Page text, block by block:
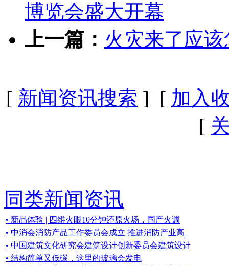
博览会盛大开幕
上一篇： 火灾来了应
[ 新闻资讯搜索 ] [ 加入
[
同类新闻资讯
• 新品体验 | 四维火眼10分钟还原火场，国产火调
• 中消会消防产品工作委员会成立 推进消防产业高
• 中国建筑文化研究会建筑设计创新委员会建筑设计
• 结构简单又低碳，这里的玻璃会发电